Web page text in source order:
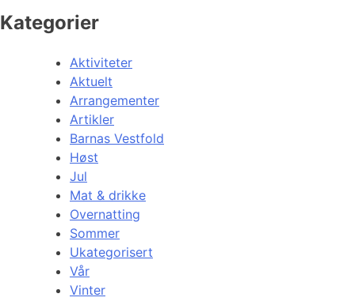
Kategorier
Aktiviteter
Aktuelt
Arrangementer
Artikler
Barnas Vestfold
Høst
Jul
Mat & drikke
Overnatting
Sommer
Ukategorisert
Vår
Vinter